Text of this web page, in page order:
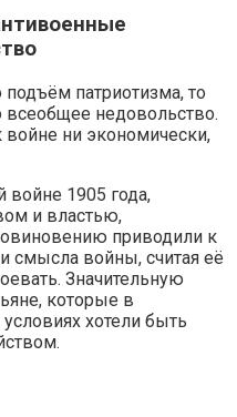
патриотизма, то
всеобщее недовольство.
войне ни экономически,
войне 1905 года,
и властью,
приводили к
смысла войны, считая её
Значительную
которые в
хотели быть